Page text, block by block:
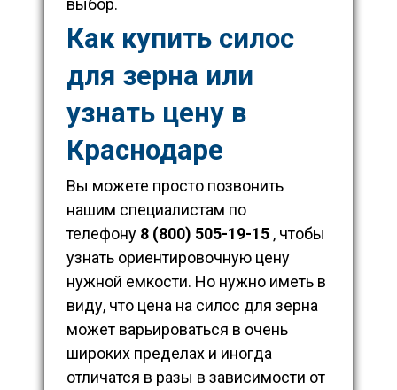
выбор.
Как купить силос
для зерна или
узнать цену в
Краснодаре
Вы можете просто позвонить
нашим специалистам по
телефону 8 (800) 505-19-15 , чтобы
узнать ориентировочную цену
нужной емкости. Но нужно иметь в
виду, что цена на силос для зерна
может варьироваться в очень
широких пределах и иногда
отличатся в разы в зависимости от